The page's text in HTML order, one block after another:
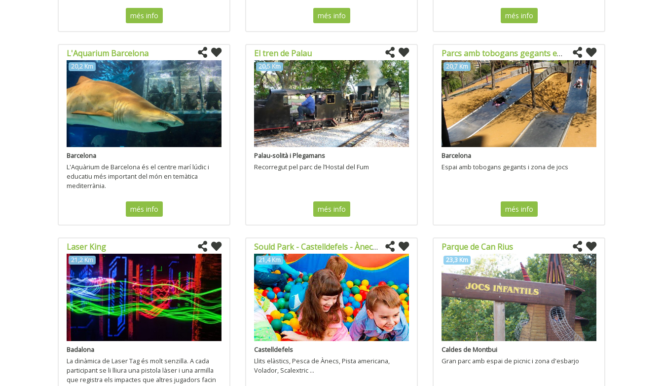
més info més info més info
L'Aquarium Barcelona
20,2 Km
Barcelona
L'Aquàrium de Barcelona és el centre marí lúdic i
educatiu més important del món en temàtica
mediterrània.
més info
El tren de Palau
20,5 Km
Palau-solità i Plegamans
Recorregut pel parc de l’Hostal del Fum
més info
Parcs amb tobogans gegants en Diagonal Mar
20,7 Km
Barcelona
Espai amb tobogans gegants i zona de jocs
més info
Laser King
21,2 Km
Badalona
La dinàmica de Laser Tag és molt senzilla. A cada
participant se li lliura una pistola làser i una armilla
que registra els impactes que altres jugadors facin
Sould Park - Castelldefels - Ànec blau
21,4 Km
Castelldefels
Llits elàstics, Pesca de Ànecs, Pista americana,
Volador, Scalextric ...
Parque de Can Rius
23,3 Km
Caldes de Montbui
Gran parc amb espai de picnic i zona d'esbarjo